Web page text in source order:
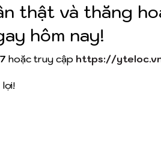
thật và thăng
hôm nay!
hoặc truy cập https://